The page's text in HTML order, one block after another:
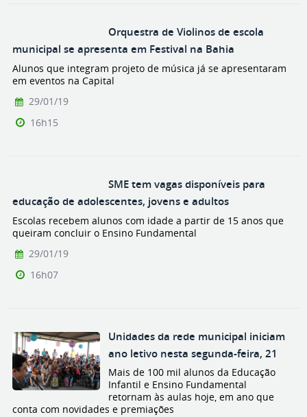
Orquestra de Violinos de escola
municipal se apresenta em Festival na Bahia
Alunos que integram projeto de música já se apresentaram
em eventos na Capital
29/01/19
16h15
SME tem vagas disponíveis para
educação de adolescentes, jovens e adultos
Escolas recebem alunos com idade a partir de 15 anos que
queiram concluir o Ensino Fundamental
29/01/19
16h07
Unidades da rede municipal iniciam
ano letivo nesta segunda-feira, 21
Mais de 100 mil alunos da Educação
Infantil e Ensino Fundamental
retornam às aulas hoje, em ano que
conta com novidades e premiações